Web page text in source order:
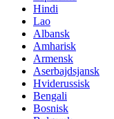
Hindi
Lao
Albansk
Amharisk
Armensk
Aserbajdsjansk
Hviderussisk
Bengali
Bosnisk